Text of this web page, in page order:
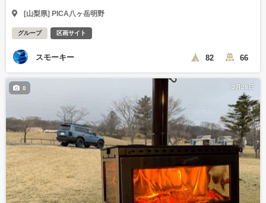
[山梨県] PICA八ヶ岳明野
グループ 区画サイト
スモーキー 82 66
3月28日
8